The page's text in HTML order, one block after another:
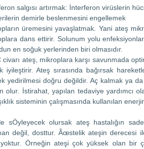
salgısı artırmak: İnterferon virüslerin
demirle beslenmesini engellemek
üremesini yavaşlatmak. Yani ateş
dans ettirir. Solunum yolu
en soğuk yerlerinden biri olmasıdır.
civarı ateş, mikroplara karşı savunmada
iyileştirir. Ateş sırasında bağırsak
yedirilmesi doğru değildir. Aç kalmak ya
olur. İstirahat, yapılan tedaviye yardımcı
sisteminin çalışmasında kullanılan
sÖyleyecek olursak ateş hastalığın
değil, dosttur. Ãœstelik ateşin derecesi
Örneğin ateşi çok yüksek olan bir